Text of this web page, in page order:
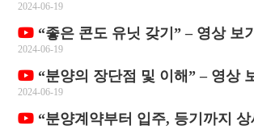
2024-06-19
“좋은 콘도 유닛 갖기” – 영상 보기
2024-06-19
“분양의 장단점 및 이해” – 영상
2024-06-19
“분양계약부터 입주, 등기까지